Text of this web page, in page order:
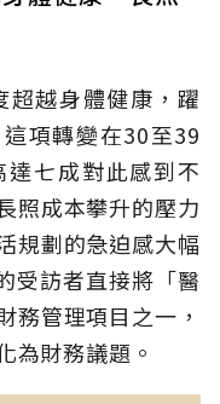
越身體健康，躍
項轉變在30至39
七成對此感到不
照成本攀升的壓力
規劃的急迫感大幅
受訪者直接將「醫
務管理項目之一，
為財務議題。